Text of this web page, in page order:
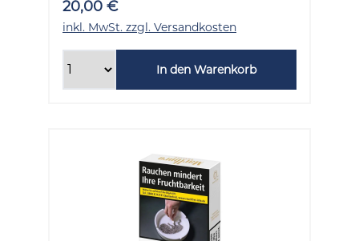
20,00 €
inkl. MwSt. zzgl. Versandkosten
In den Warenkorb